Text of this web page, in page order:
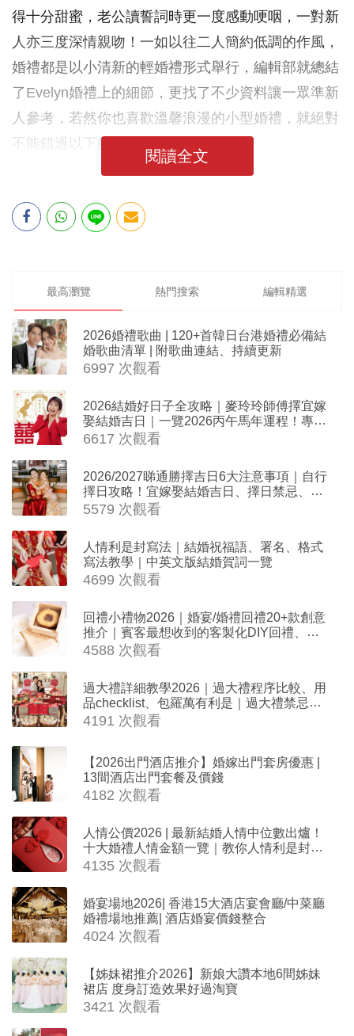
得十分甜蜜，老公讀誓詞時更一度感動哽咽，一對新
人亦三度深情親吻！一如以往二人簡約低調的作風，
婚禮都是以小清新的輕婚禮形式舉行，編輯部就總結
了Evelyn婚禮上的細節，更找了不少資料讓一眾準新
人參考，若然你也喜歡溫馨浪漫的小型婚禮，就絕對
不能錯過以下的內容啊！
閱讀全文
最高瀏覽 熱門搜索 編輯精選
2026婚禮歌曲 | 120+首韓日台港婚禮必備結
婚歌曲清單 | 附歌曲連結、持續更新
6997 次觀看
2026結婚好日子全攻略｜麥玲玲師傅擇宜嫁
娶結婚吉日｜一覽2026丙午馬年運程！專業
擇日結婚+避開沖煞生肖指南
6617 次觀看
2026/2027睇通勝擇吉日6大注意事項｜自行
擇日攻略！宜嫁娶結婚吉日、擇日禁忌、相
沖生肖一覽
5579 次觀看
人情利是封寫法｜結婚祝福語、署名、格式
寫法教學｜中英文版結婚賀詞一覽
4699 次觀看
回禮小禮物2026｜婚宴/婚禮回禮20+款創意
推介｜賓客最想收到的客製化DIY回禮、姊
妹禮物（持續更新）
4588 次觀看
過大禮詳細教學2026｜過大禮程序比較、用
品checklist、包羅萬有利是｜過大禮禁忌及
吉祥說話
4191 次觀看
【2026出門酒店推介】婚嫁出門套房優惠 |
13間酒店出門套餐及價錢
4182 次觀看
人情公價2026 | 最新結婚人情中位數出爐！
十大婚禮人情金額一覽｜教你人情利是封寫
法
4135 次觀看
婚宴場地2026| 香港15大酒店宴會廳/中菜廳
婚禮場地推薦| 酒店婚宴價錢整合
4024 次觀看
【姊妹裙推介2026】新娘大讚本地6間姊妹
裙店 度身訂造效果好過淘寶
3421 次觀看